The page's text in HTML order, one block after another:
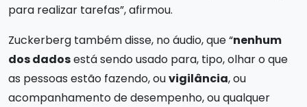
para realizar tarefas”, afirmou.
Zuckerberg também disse, no áudio, que “nenhum
dos dadosestá sendo usado para, tipo, olhar o que
as pessoas estão fazendo, ouvigilância, ou
acompanhamento de desempenho, ou qualquer